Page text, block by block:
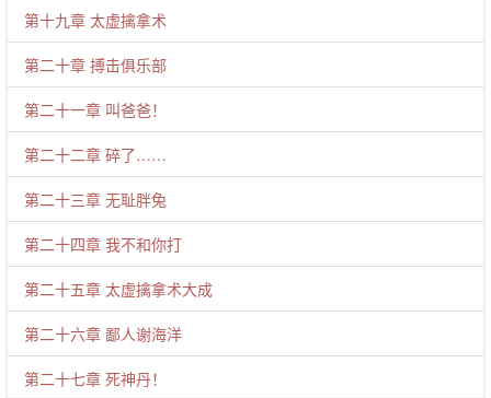
第十九章 太虚擒拿术
第二十章 搏击俱乐部
第二十一章 叫爸爸！
第二十二章 碎了……
第二十三章 无耻胖兔
第二十四章 我不和你打
第二十五章 太虚擒拿术大成
第二十六章 鄙人谢海洋
第二十七章 死神丹！